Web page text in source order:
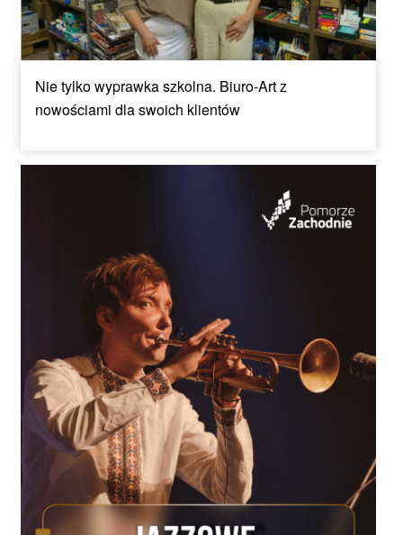
Nie tylko wyprawka szkolna. Biuro-Art z
nowościami dla swoich klientów